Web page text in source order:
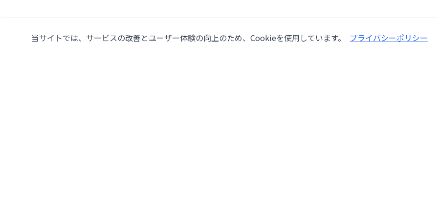
当サイトでは、サービスの改善とユーザー体験の向上のため、Cookieを使用しています。 プライバシーポリシー